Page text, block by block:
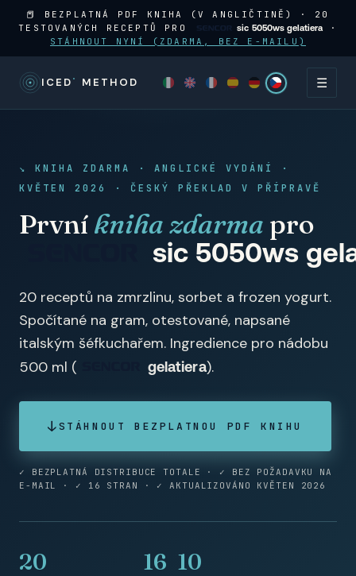
📕 BEZPLATNÁ PDF KNIHA (V ANGLIČTINĚ) · 20
TESTOVANÝCH RECEPTŮ PRO
sic 5050ws gelatiera
·
STÁHNOUT NYNÍ (ZDARMA, BEZ E-MAILU)
ICED ° METHOD ☰
↘ KNIHA ZDARMA · ANGLICKÉ VYDÁNÍ ·
KVĚTEN 2026 · ČESKÝ PŘEKLAD V PŘÍPRAVĚ
Prvníkniha zdarma pro
sic 5050ws
20 receptů na zmrzlinu, sorbet a frozen yogurt.
Spočítané na gram, otestované, napsané
italským šéfkuchařem. Ingredience pro nádobu
500 ml (
gelatiera).
↓STÁHNOUT BEZPLATNOU PDF KNIHU
✓ BEZPLATNÁ DISTRIBUCE TOTALE · ✓ BEZ POŽADAVKU NA
E-MAIL · ✓ 16 STRAN · ✓ AKTUALIZOVÁNO KVĚTEN 2026
20 16 10